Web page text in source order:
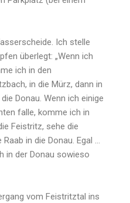
Ich stelle
überlegt: „Wenn ich
ich in den
in die Mürz, dann in
Donau. Wenn ich einige
falle, komme ich in
Feistritz, sehe die
in die Donau. Egal …
in der Donau sowieso
vom Feistritztal ins